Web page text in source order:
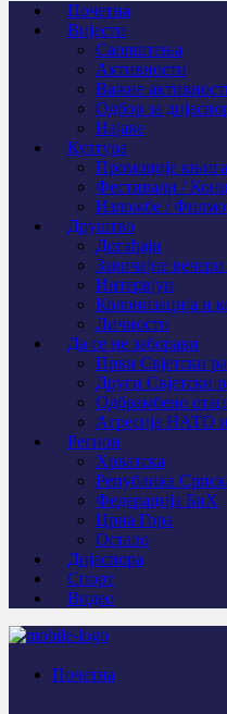
Почетна
Вијести
Саопштења
Активности
Важне
Одбор за
Најаве
Култура
Промоције
Фестивали /
Изложбе /
Друштво
Догађаји
Завичајне
Интервјуи
Колонизација и
Личности
Да се не заборави
Први Свјeтски
Други Свјетски
Одбрамбено
Агресија НАТО
Регион
Хрватска
Република
Федерација БиХ
Црна Гора
Остало
Дијаспора
Спорт
Видео
Почетна